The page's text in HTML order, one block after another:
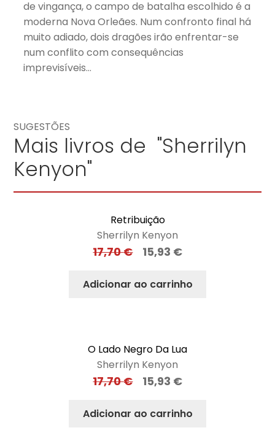
de vingança, o campo de batalha escolhido é a
moderna Nova Orleães. Num confronto final há
muito adiado, dois dragões irão enfrentar-se
num conflito com consequências
imprevisíveis…
SUGESTÕES
Mais livros de "Sherrilyn
Kenyon"
Retribuição
Sherrilyn Kenyon
17,70€ 15,93 €
Adicionar ao carrinho
O Lado Negro Da Lua
Sherrilyn Kenyon
17,70€ 15,93 €
Adicionar ao carrinho